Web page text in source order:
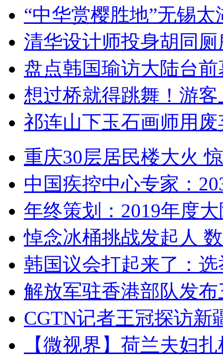
“中华赏樱胜地”无锡
清华设计师投身胡同
盘点韩国瑜访大陆台
想过桥就得跳舞！游客
祁连山下玉石画师用
重庆30层居民楼大火
中国疾控中心专家：
年终策划：2019年度
悼念冰桶挑战发起人
韩国议会打起来了：
解放军驻香港部队发
CGTN记者王冠探访新
【微视界】荷兰夫妇